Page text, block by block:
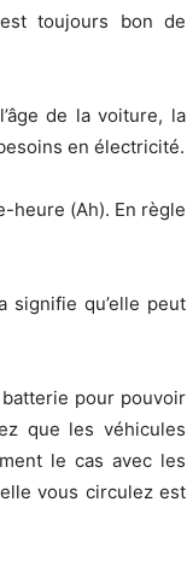
toujours bon de
de la voiture, la
en électricité.
heure (Ah). En règle
signifie qu’elle peut
pour pouvoir
que les véhicules
le cas avec les
vous circulez est